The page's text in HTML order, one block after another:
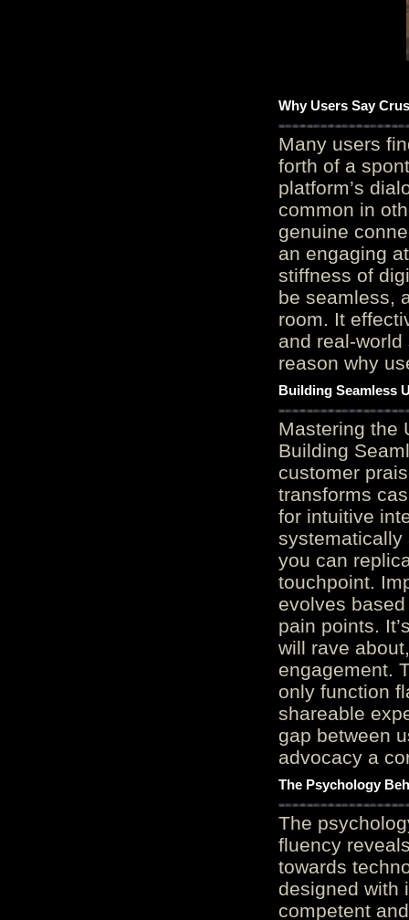
Why Users Say
Many users
forth of a
platform’s
common in
genuine
an engaging
stiffness of
be seamless,
room. It
and real-
reason why
Building Seamless
Mastering the
Building
customer
transforms
for intuitive
systematically
you can
touchpoint.
evolves
pain points.
will rave
engagement.
only function
shareable
gap between
advocacy a
The Psychology
The
fluency
towards
designed with
competent